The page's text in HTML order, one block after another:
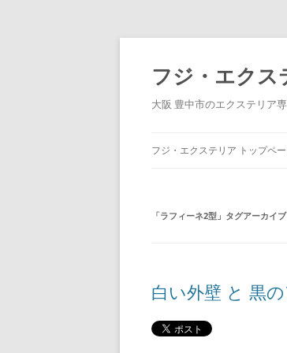
コ
ン
ツ
へ
ス
フジ・エクス
大阪 豊中市のエクステリア
フジ・エクステリア トップペ
「ラフィーネ2型 」タグアーカイブ
白い外壁 と 黒